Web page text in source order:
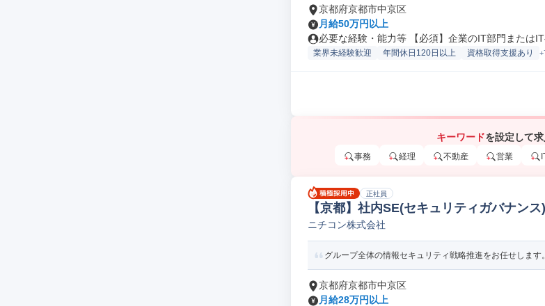
京都府京都市中京区
月給50万円以上
必要な経験・能力等 【必須】企業のIT部門またはIT
業界未経験歓迎 年間休日120日以上 資格取得支援あり
キーワードを設定して
事務 経理 不動産 営業
正社員
【京都】社内SE(セキュリティガバナン
テムエンジニア
ニチコン株式会社
グループ全体の情報セキュリティ戦略推進をお任せしま
京都府京都市中京区
月給28万円以上